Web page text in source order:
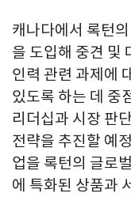
캐나다에서 록턴
을 도입해 중견 및
인력 관련 과제에
있도록 하는 데 중
리더십과 시장 판
전략을 추진할 예
업을 록턴의 글로
에 특화된 상품과